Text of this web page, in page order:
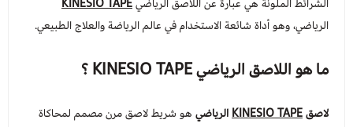
المستلزمات الجراحية
عدسات يومية
عرض الكل
العناية بالحواجب
Orthodontics
Temporary Materials & Crwon Bridge
الشرائط الملونة هي عبارة عن اللاصق الرياضيKINESIO TAPE
الرياضي، وهو أداة شائعة الاستخدام في عالم الرياضة والعلاج الطبيعي.
ما هو اللاصق الرياضي KINESIO TAPE ؟
لاصقKINESIO TAPEالرياضيهو شريط لاصق مرن مصمم لمحاكاة